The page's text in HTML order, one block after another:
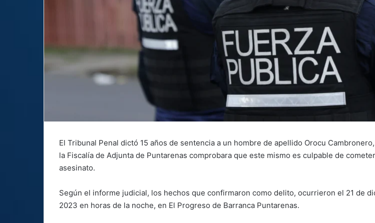
El Tribunal Penal dictó 15 años de sentencia a un hombre de apellido Orocu
la Fiscalía de Adjunta de Puntarenas comprobara que este mismo es culpable de
asesinato.
Según el informe judicial, los hechos que confirmaron como delito, ocurrieron el 21 de
2023 en horas de la noche, en El Progreso de Barranca Puntarenas.